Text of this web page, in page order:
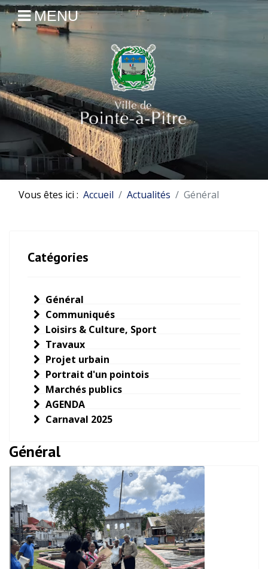
MENU
Vous êtes ici : Accueil Actualités Général
Catégories
Général
Communiqués
Loisirs & Culture, Sport
Travaux
Projet urbain
Portrait d'un pointois
Marchés publics
AGENDA
Carnaval 2025
Général